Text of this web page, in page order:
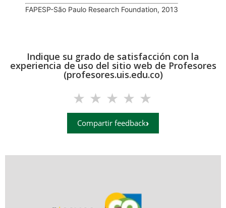
FAPESP-São Paulo Research Foundation, 2013
Indique su grado de satisfacción con la
experiencia de uso del sitio web de Profesores
(profesores.uis.edu.co)